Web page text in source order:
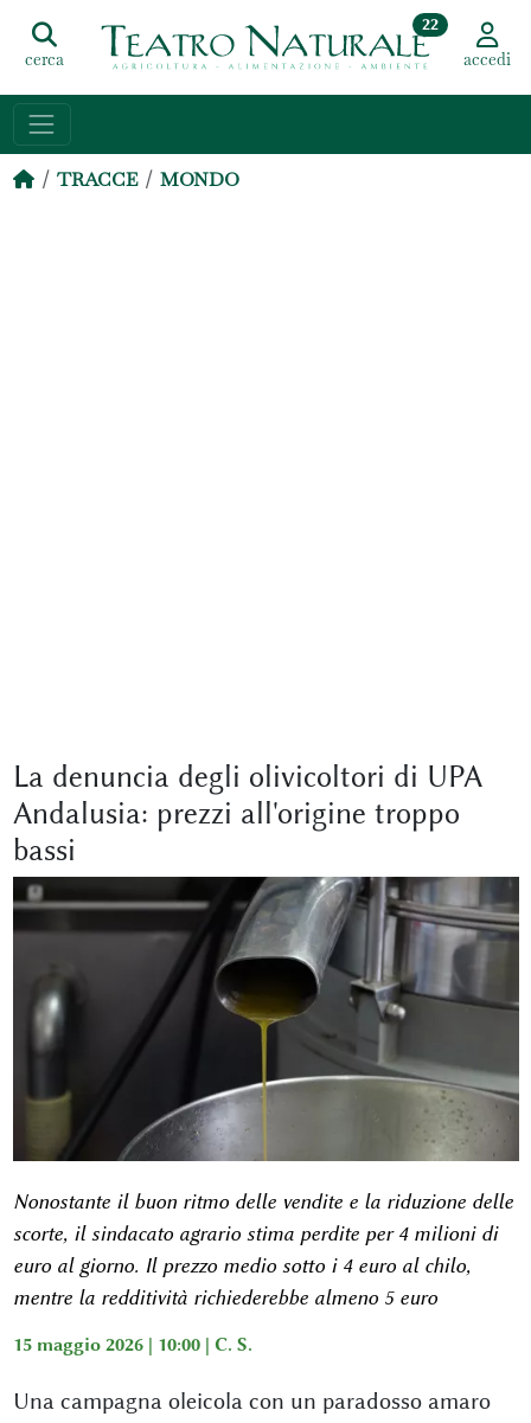
cerca
22
accedi
TRACCE MONDO
La denuncia degli olivicoltori di UPA
Andalusia: prezzi all'origine troppo
bassi
Nonostante il buon ritmo delle vendite e la riduzione delle
scorte, il sindacato agrario stima perdite per 4 milioni di
euro al giorno. Il prezzo medio sotto i 4 euro al chilo,
mentre la redditività richiederebbe almeno 5 euro
15 maggio 2026 | 10:00 | C. S.
Una campagna oleicola con un paradosso amaro